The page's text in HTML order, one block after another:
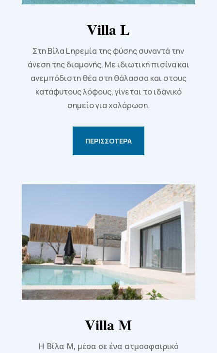
Villa L
Στη Βίλα L ηρεμία της φύσης συναντά την
άνεση της διαμονής. Με ιδιωτική πισίνα και
ανεμπόδιστη θέα στη θάλασσα και στους
κατάφυτους λόφους, γίνεται το ιδανικό
σημείο για χαλάρωση.
ΠΕΡΙΣΣΌΤΕΡΑ
Villa M
Η Βίλα M, μέσα σε ένα ατμοσφαιρικό